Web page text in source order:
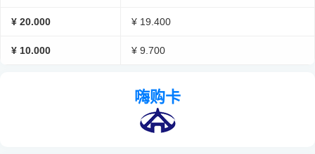
¥ 20.000 ¥ 19.400
¥ 10.000 ¥ 9.700
嗨购卡